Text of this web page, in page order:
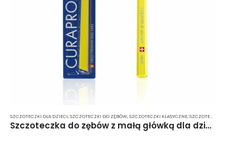
SZCZOTECZKI DLA DZIECI,SZCZOTECZKI DO ZĘBÓW,SZCZOTECZKI KLASYCZNE,SZCZOTECZKI MANUALNE
Szczoteczka do zębów z małą główką dla dzieci (powyżej 5. roku) Curaprox CS SMART Ultra Soft